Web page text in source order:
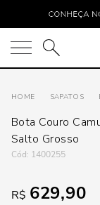
O que você está
SAPATOS
Bota Couro
Salto Grosso
: 1400255
R$ 629,90